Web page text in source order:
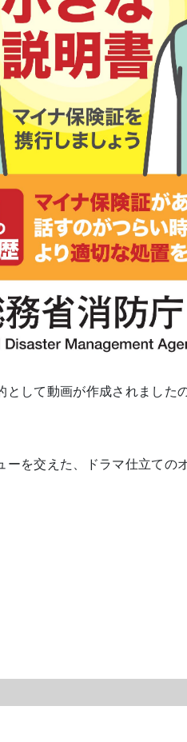
として動画が作成されました
を交えた、ドラマ仕立ての